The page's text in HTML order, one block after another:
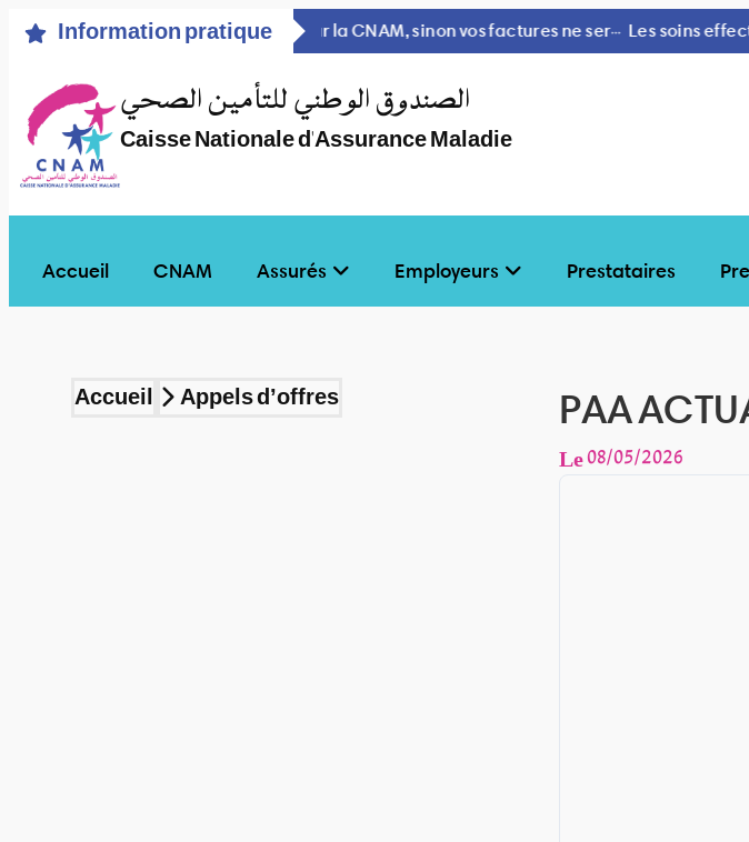
Information pratique Vérifiez que le prestataire qui vous reçoit(à l’intérieur ou à l’extérieur) est conventionné par la CNAM, sinon vos factures ne seront pas remboursées. Les soins effectués à l’étranger sans évacuation
الصندوق الوطني للتأمين الصحي
Caisse Nationale d'Assurance Maladie
Accueil CNAM Assurés Employeurs Prestataires
Accueil Appels d’offres PAA
Le08/05/2026